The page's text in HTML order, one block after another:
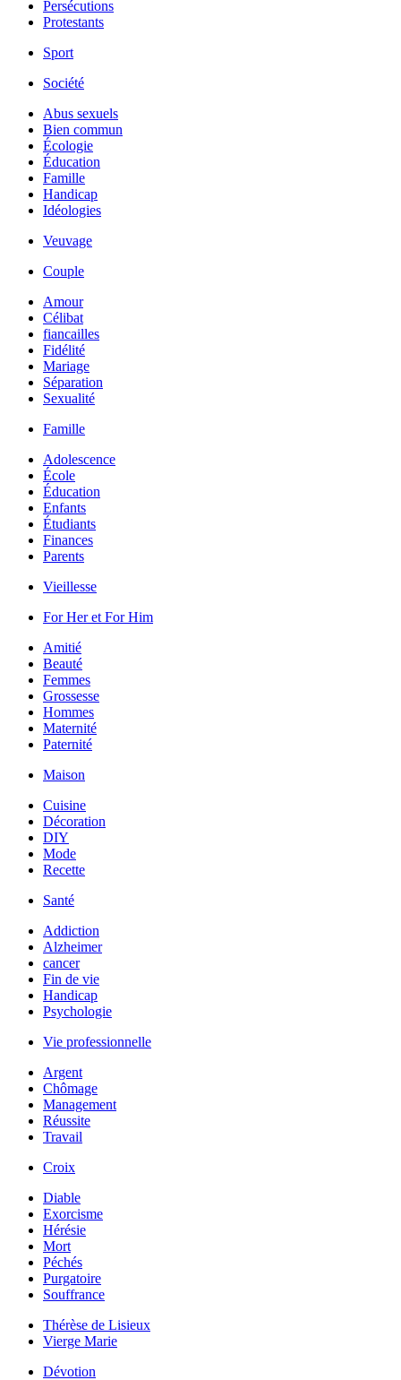
Persécutions
Protestants
Sport
Société
Abus sexuels
Bien commun
Écologie
Éducation
Famille
Handicap
Idéologies
Veuvage
Couple
Amour
Célibat
fiancailles
Fidélité
Mariage
Séparation
Sexualité
Famille
Adolescence
École
Éducation
Enfants
Étudiants
Finances
Parents
Vieillesse
For Her et For Him
Amitié
Beauté
Femmes
Grossesse
Hommes
Maternité
Paternité
Maison
Cuisine
Décoration
DIY
Mode
Recette
Santé
Addiction
Alzheimer
cancer
Fin de vie
Handicap
Psychologie
Vie professionnelle
Argent
Chômage
Management
Réussite
Travail
Croix
Diable
Exorcisme
Hérésie
Mort
Péchés
Purgatoire
Souffrance
Thérèse de Lisieux
Vierge Marie
Dévotion